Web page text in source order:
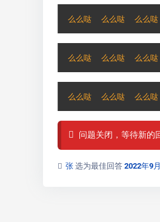
么么哒  么么哒  么么哒
么么哒  么么哒  么么哒
么么哒  么么哒  么么哒
问题关闭，等待新的
张 选为最佳回答 2022年9